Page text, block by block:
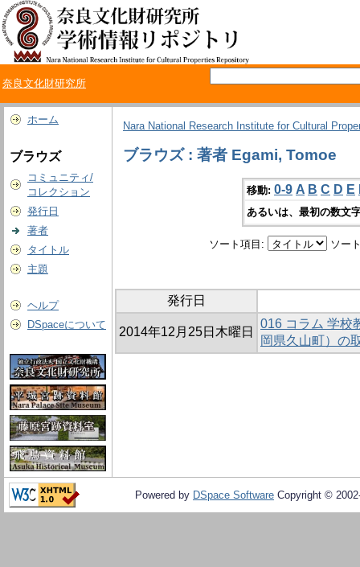
奈良文化財研究所
ホーム
ブラウズ
コミュニティ/
コレクション
発行日
著者
タイトル
主題
ヘルプ
DSpaceについて
Nara National Research Institute for Cultural
ブラウズ : 著者 Egami, Tomoe
移動: 0-9 A B C D E
あるいは、最初の数文
ソート項目: ソー
発行日
2014年12月25日木曜日
016 コラム 学校
岡県久山町）の
Powered by DSpace Software Copyright ©